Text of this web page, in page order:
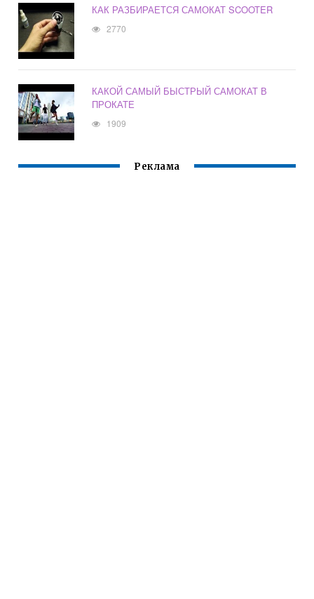
КАК РАЗБИРАЕТСЯ САМОКАТ SCOOTER
2770
КАКОЙ САМЫЙ БЫСТРЫЙ САМОКАТ В
ПРОКАТЕ
1909
Реклама